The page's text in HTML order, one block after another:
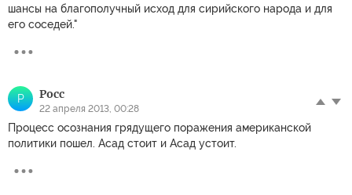
шансы на благополучный исход для сирийского народа и для
его соседей."
P Pocc
22 апреля 2013, 00:28
Процесс осознания грядущего поражения американской
политики пошел. Асад стоит и Асад устоит.